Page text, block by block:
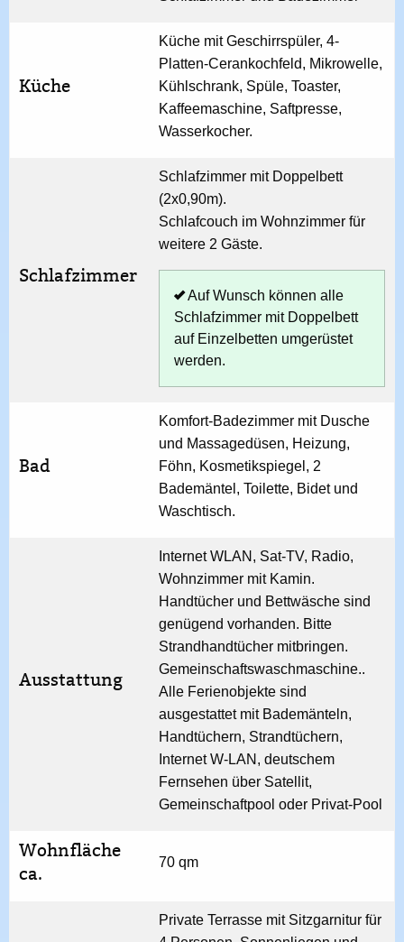
Küche
Küche mit Geschirrspüler, 4-
Platten-Cerankochfeld, Mikrowelle,
Kühlschrank, Spüle, Toaster,
Kaffeemaschine, Saftpresse,
Wasserkocher.
Schlafzimmer
Schlafzimmer mit Doppelbett
(2x0,90m).
Schlafcouch im Wohnzimmer für
weitere 2 Gäste.
Auf Wunsch können alle
Schlafzimmer mit Doppelbett
auf Einzelbetten umgerüstet
werden.
Bad
Komfort-Badezimmer mit Dusche
und Massagedüsen, Heizung,
Föhn, Kosmetikspiegel, 2
Bademäntel, Toilette, Bidet und
Waschtisch.
Ausstattung
Internet WLAN, Sat-TV, Radio,
Wohnzimmer mit Kamin.
Handtücher und Bettwäsche sind
genügend vorhanden. Bitte
Strandhandtücher mitbringen.
Gemeinschafts­waschmaschine..
Alle Ferienobjekte sind
ausgestattet mit Bademänteln,
Handtüchern, Strandtüchern,
Internet W-LAN, deutschem
Fernsehen über Satellit,
Gemeinschaftpool oder Privat-Pool
Wohnfläche
ca.
70 qm
Private Terrasse mit Sitzgarnitur für